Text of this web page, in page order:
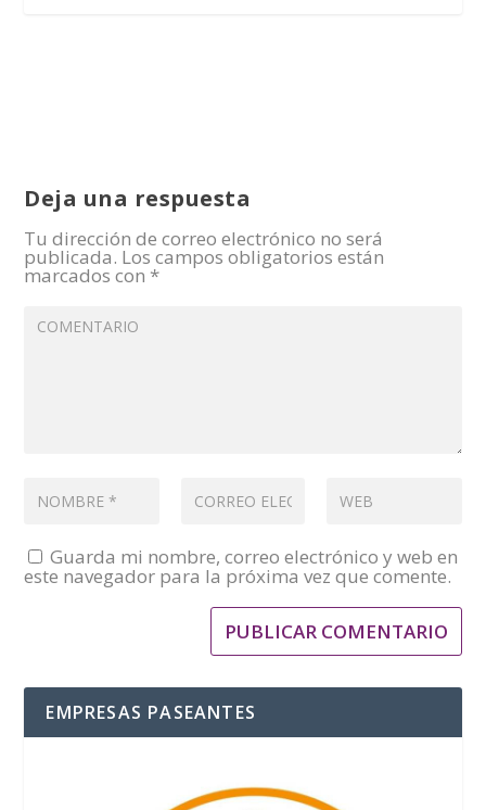
Deja una respuesta
Tu dirección de correo electrónico no será
publicada. Los campos obligatorios están
marcados con *
Guarda mi nombre, correo electrónico y web en
este navegador para la próxima vez que comente.
EMPRESAS PASEANTES